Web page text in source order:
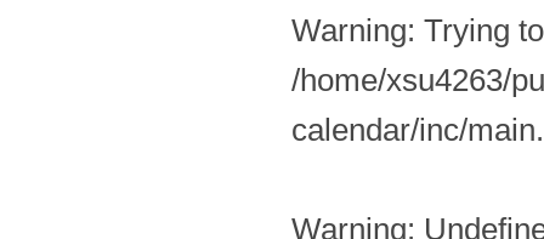
Warning: Trying
/home/xsu4263/
calendar/inc/
Warning: